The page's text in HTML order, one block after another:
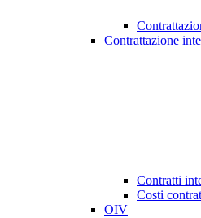
Contrattazione
Contratti
Costi
OIV